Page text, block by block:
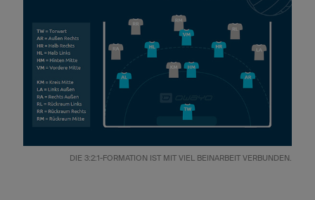
DIE 3:2:1-FORMATION IST MIT VIEL BEINARBEIT VERBUNDEN.